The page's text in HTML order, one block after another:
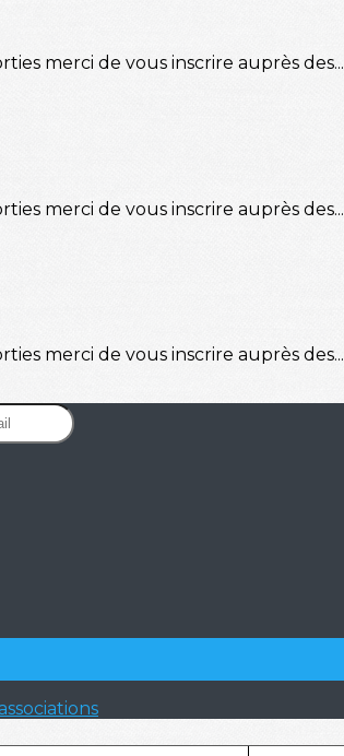
merci de vous inscrire auprès des...
merci de vous inscrire auprès des...
merci de vous inscrire auprès des...